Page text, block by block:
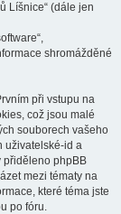
Líšnice“ (dále jen
shromážděné
při vstupu na
což jsou malé
souborech vašeho
uživatelské-id a
přiděleno phpBB
mezi tématy na
které téma jste
po fóru.